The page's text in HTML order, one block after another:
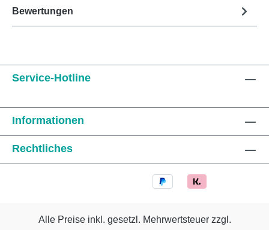
Bewertungen
Service-Hotline
Informationen
Rechtliches
Alle Preise inkl. gesetzl. Mehrwertsteuer zzgl.